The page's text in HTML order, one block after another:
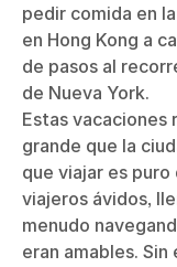
pedir comida en
en Hong Kong a
de pasos al
de Nueva York.
Estas vacaciones
grande que la
que viajar es
viajeros ávidos,
menudo
eran amables.